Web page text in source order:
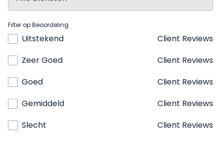
Filter op Beoordeling
Uitstekend
Client Reviews
Zeer Goed
Client Reviews
Goed
Client Reviews
Gemiddeld
Client Reviews
Slecht
Client Reviews